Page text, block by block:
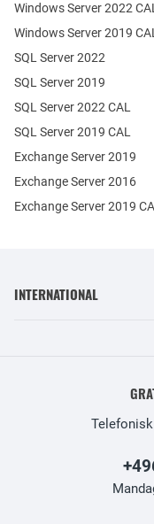
Exchange Server 2019
Exchange Server 2016
SQL Server 2022
SQL Server 2019
Windows Server 2022
Windows Server 2019
SQL Server 2022 CAL
SQL Server 2019 CAL
Exchange Server 2019
INTERNATIONAL